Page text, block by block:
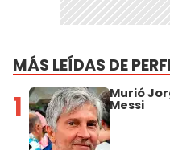
MÁS LEÍDAS DE
1 Murió
Messi